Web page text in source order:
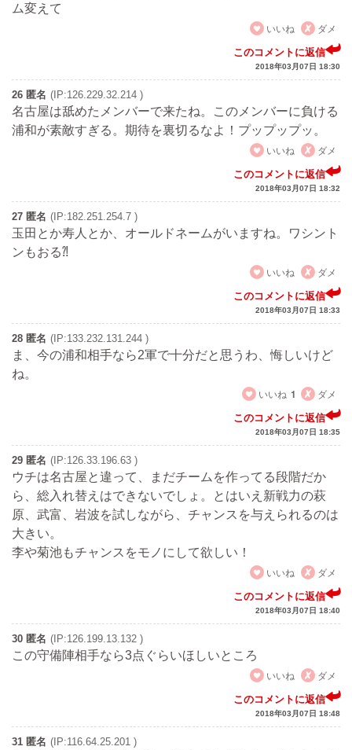
ム変えて
いいね
ダメ
このコメントに返信
2018年03月07日 18:30
26 匿名 (IP:126.229.32.214 )
名古屋は舐めたメンバーで来たね。このメンバーに負ける
浦和が素敵すぎる。期待を裏切るなよ！プップップッ。
いいね
ダメ
このコメントに返信
2018年03月07日 18:32
27 匿名 (IP:182.251.254.7 )
玉田とか寿人とか、オールドネームがいますね。ワシント
ンもおる⁈
いいね
ダメ
このコメントに返信
2018年03月07日 18:33
28 匿名 (IP:133.232.131.244 )
ま、今の浦和相手なら2軍で十分だと思うわ、悔しいけど
ね。
いいね 1 ダメ
このコメントに返信
2018年03月07日 18:35
29 匿名 (IP:126.33.196.63 )
ウチは名古屋と違って、まだチームを作ってる段階だか
ら、総入れ替えはできないでしょ。とはいえ新戦力の萩
原、武富、岩波を試しながら、チャンスを与えられるのは
大きい。
李や菊池もチャンスをモノにして欲しい！
いいね
ダメ
このコメントに返信
2018年03月07日 18:40
30 匿名 (IP:126.199.13.132 )
この守備陣相手なら3点ぐらいほしいところ
いいね
ダメ
このコメントに返信
2018年03月07日 18:48
31 匿名 (IP:116.64.25.201 )